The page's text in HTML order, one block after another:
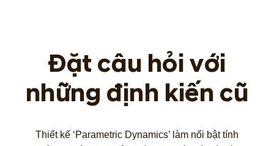
Đặt câu hỏi với
những định kiến cũ
Thiết kế ‘Parametric Dynamics’ làm nổi bật tính